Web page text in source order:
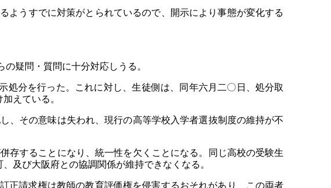
うすでに対策がとられているので、開示により事態が変化する
疑問・質問に十分対応しうる。
分を行った。これに対し、生徒側は、同年六月二〇日、処分取
えている。
、その意味は失われ、現行の高等学校入学者選抜制度の維持が不
存することになり、統一性を欠くことになる。同じ高校の受験生
及び大阪府との協調関係が維持できなくなる。
請求権は教師の教育評価権を侵害するおそれがあり、この両者